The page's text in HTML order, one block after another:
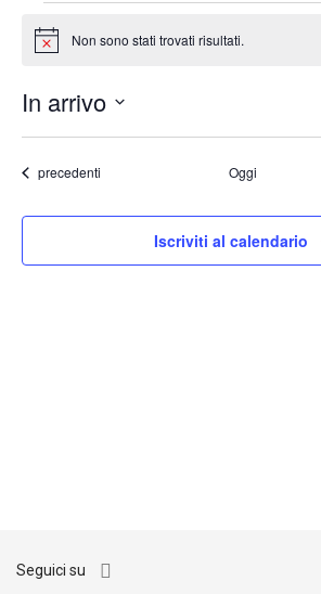
Notice Non sono stati trovati risultati.
In arrivo
data.Eventi
precedenti Oggi
Iscriviti al calendario
Seguici su